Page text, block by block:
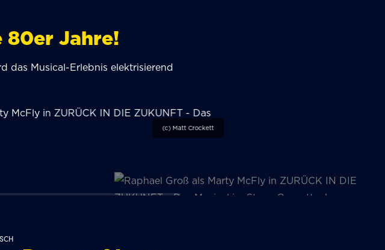
80er Jahre!
das Musical-Erlebnis elektrisierend
(c) Matt Crockett